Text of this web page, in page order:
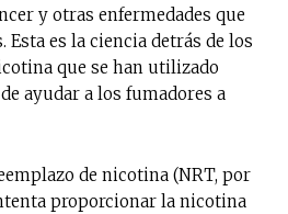
y otras enfermedades que
Esta es la ciencia detrás de los
que se han utilizado
ayudar a los fumadores a
de nicotina (NRT, por
proporcionar la nicotina